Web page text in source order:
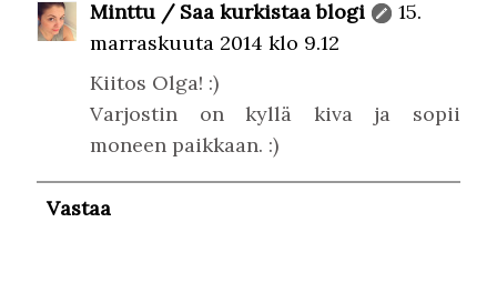
Minttu / Saa kurkistaa blogi
15.
marraskuuta 2014 klo 9.12
Kiitos Olga! :)
Varjostin on kyllä kiva ja sopii
moneen paikkaan. :)
Vastaa